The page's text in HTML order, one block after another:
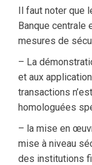
Il faut noter que
Banque centrale
mesures de
– La
et aux
transactions
homologuées
– la mise en
mise à niveau
des institutions